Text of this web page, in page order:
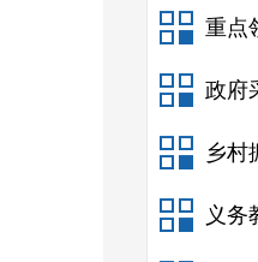
重点
政府
乡村
义务